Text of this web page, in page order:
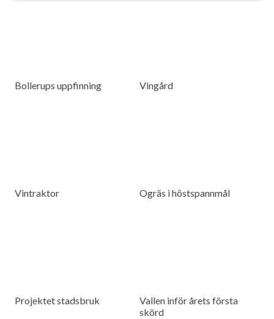
Bollerups uppfinning Vingård
Vintraktor Ogräs i höstspannmål
Projektet stadsbruk
Vallen inför årets första
skörd